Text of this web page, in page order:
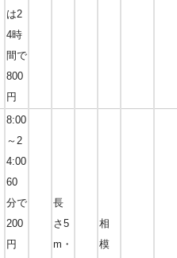
は2
4時
間で
800
円
8:00
～2
4:00
60
分で
200
円
長
さ5
m・
相
模